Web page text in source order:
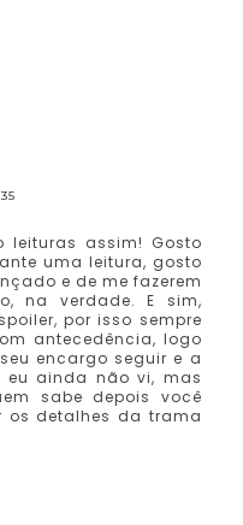
leituras assim! Gosto
uma leitura, gosto
e de me fazerem
na verdade. E sim,
por isso sempre
antecedência, logo
encargo seguir e a
eu ainda não vi, mas
sabe depois você
os detalhes da trama